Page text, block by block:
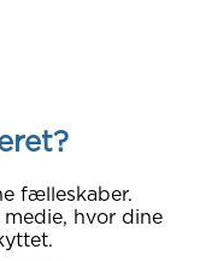
fælleskaber.
hvor dine